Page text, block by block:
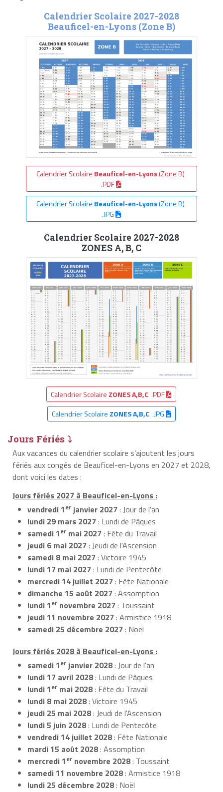
Calendrier Scolaire 2027-2028
Beauficel-en-Lyons (Zone B)
Calendrier Scolaire Beauficel-en-Lyons(Zone B)
.PDF
Calendrier Scolaire Beauficel-en-Lyons(Zone B)
.JPG
Calendrier Scolaire 2027-2028
ZONES A, B, C
Calendrier Scolaire ZONES A,B,C .PDF
Calendrier Scolaire ZONES A,B,C.JPG
Jours Fériés ⤵
Aux vacances du calendrier scolaire s’ajoutent les jours
fériés aux congés de Beauficel-en-Lyons en 2027 et 2028,
dont voici les dates :
Jours fériés 2027 à Beauficel-en-Lyons :
vendredi 1er janvier 2027: Jour de l'an
lundi 29 mars 2027: Lundi de Pâques
samedi 1er mai 2027: Fête du Travail
jeudi 6 mai 2027: Jeudi de l'Ascension
samedi 8 mai 2027: Victoire 1945
lundi 17 mai 2027: Lundi de Pentecôte
mercredi 14 juillet 2027: Fête Nationale
dimanche 15 août 2027: Assomption
lundi 1er novembre 2027: Toussaint
jeudi 11 novembre 2027: Armistice 1918
samedi 25 décembre 2027: Noël
Jours fériés 2028 à Beauficel-en-Lyons :
samedi 1er janvier 2028: Jour de l'an
lundi 17 avril 2028: Lundi de Pâques
lundi 1er mai 2028: Fête du Travail
lundi 8 mai 2028: Victoire 1945
jeudi 25 mai 2028: Jeudi de l'Ascension
lundi 5 juin 2028: Lundi de Pentecôte
vendredi 14 juillet 2028: Fête Nationale
mardi 15 août 2028: Assomption
mercredi 1er novembre 2028: Toussaint
samedi 11 novembre 2028: Armistice 1918
lundi 25 décembre 2028: Noël